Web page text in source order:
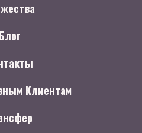
Блог
Клиентам